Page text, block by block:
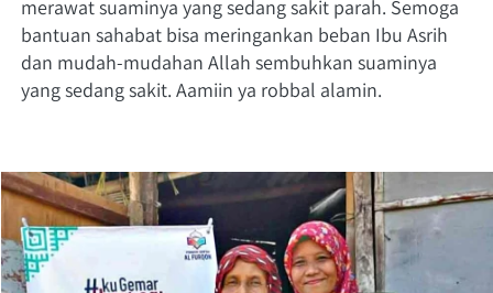
merawat suaminya yang sedang sakit parah. Semoga
bantuan sahabat bisa meringankan beban Ibu Asrih
dan mudah-mudahan Allah sembuhkan suaminya
yang sedang sakit. Aamiin ya robbal alamin.